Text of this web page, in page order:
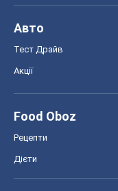
Авто
Тест Драйв
Акції
Food Oboz
Рецепти
Дієти